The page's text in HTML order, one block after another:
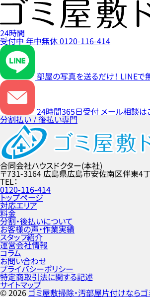
24時間
受付中年中無休0120-116-414
部屋の写真を送るだけ！ LINEで
24時間365日受付 メール相談は
分割払い / 後払い専門
合同会社ハウスドクター(本社)
〒731-3164 広島県広島市安佐南区伴東4
TEL
0120-116-414
トップページ
対応エリア
料金
分割・後払いについて
お客様の声・作業実績
スタッフ紹介
運営会社情報
コラム
お問い合わせ
プライバシーポリシー
特定商取引法に関する記述
サイトマップ
©2026ゴミ屋敷掃除・汚部屋片付けならゴ